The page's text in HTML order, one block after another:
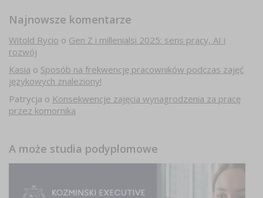
Najnowsze komentarze
Witold Rycio o Gen Z i millenialsi 2025: sens pracy, AI i
rozwój
Kasia o Sposób na frekwencję pracowników podczas zajęć
językowych znaleziony!
Patrycja o Konsekwencje zajęcia wynagrodzenia za pracę
przez komornika
A może studia podyplomowe